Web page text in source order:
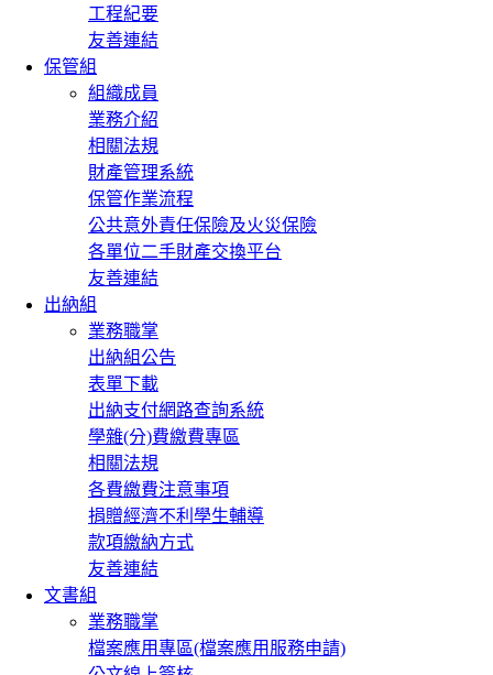
工程紀要
友善連結
保管組
組織成員
業務介紹
相關法規
財產管理系統
保管作業流程
公共意外責任保險及火災保險
各單位二手財產交換平台
友善連結
出納組
業務職掌
出納組公告
表單下載
出納支付網路查詢系統
學雜(分)費繳費專區
相關法規
各費繳費注意事項
捐贈經濟不利學生輔導
款項繳納方式
友善連結
文書組
業務職掌
檔案應用專區(檔案應用服務申請)